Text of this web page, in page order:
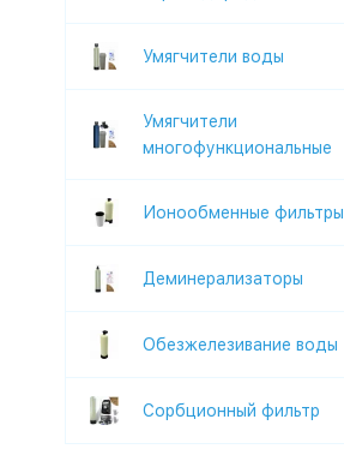
Умягчители воды
Умягчители
многофункциональные
Ионообменные фильтры
Деминерализаторы
Обезжелезивание воды
Сорбционный фильтр